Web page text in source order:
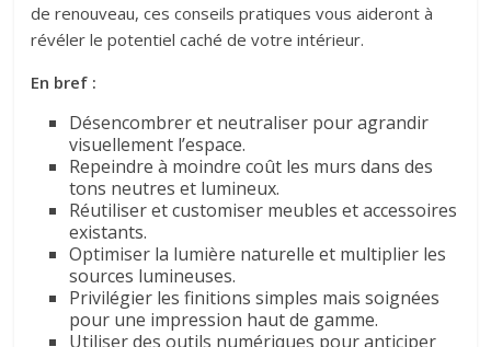
de renouveau, ces conseils pratiques vous aideront à
révéler le potentiel caché de votre intérieur.
En bref :
Désencombrer et neutraliser pour agrandir
visuellement l’espace.
Repeindre à moindre coût les murs dans des
tons neutres et lumineux.
Réutiliser et customiser meubles et accessoires
existants.
Optimiser la lumière naturelle et multiplier les
sources lumineuses.
Privilégier les finitions simples mais soignées
pour une impression haut de gamme.
Utiliser des outils numériques pour anticiper